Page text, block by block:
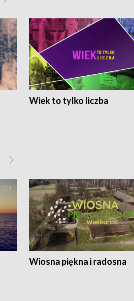
Wiek to tylko liczba
Wiosna piękna i radosna